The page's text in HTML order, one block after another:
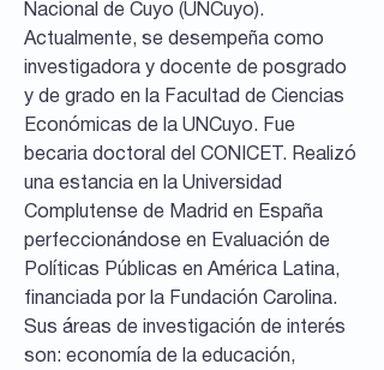
Nacional de Cuyo (UNCuyo).
Actualmente, se desempeña como
investigadora y docente de posgrado
y de grado en la Facultad de Ciencias
Económicas de la UNCuyo. Fue
becaria doctoral del CONICET. Realizó
una estancia en la Universidad
Complutense de Madrid en España
perfeccionándose en Evaluación de
Políticas Públicas en América Latina,
financiada por la Fundación Carolina.
Sus áreas de investigación de interés
son: economía de la educación,